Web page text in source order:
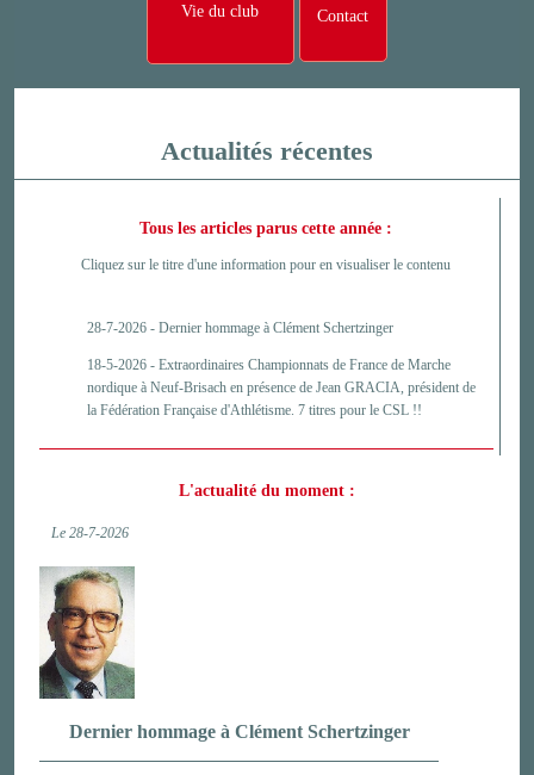
Vie du club Contact
Actualités récentes
Tous les articles parus cette année :
Cliquez sur le titre d'une information pour en visualiser le contenu
28-7-2026 - Dernier hommage à Clément Schertzinger
18-5-2026 - Extraordinaires Championnats de France de Marche
nordique à Neuf-Brisach en présence de Jean GRACIA, président de
la Fédération Française d'Athlétisme. 7 titres pour le CSL !!
L'actualité du moment :
Le 28-7-2026
Dernier hommage à Clément Schertzinger